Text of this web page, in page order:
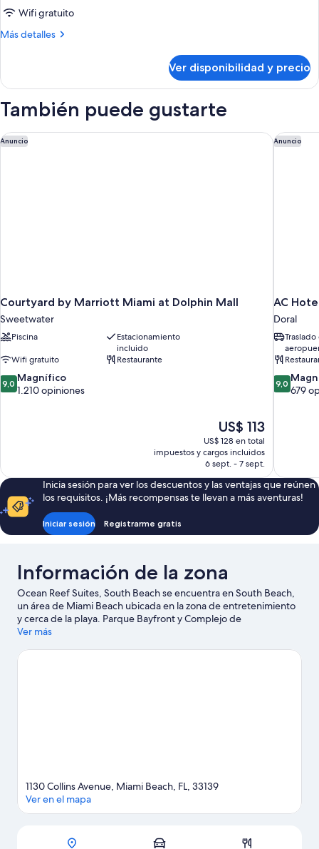
Wifi gratuito
Más detalles
Más
Ver disponibilidad y precio
También puede gustarte
Anuncio
Courtyard by Marriott Miami at Dolphin Mall
Sweetwater
Piscina
Estacionamiento
incluido
Wifi gratuito
Restaurante
9.0
de
9,0 Magnífico
1.210 opiniones
El
precio
actual
es
de
US$ 113
US$ 113
US$ 128 en total
impuestos y cargos incluidos
6 sept. - 7 sept.
Courtyard by Marriott Miami at Dolphin Mall Anuncio
AC
Doral
9.0
de
9,0
679
AC
Inicia sesión para ver los descuentos y las ventajas que reúnen
los requisitos. ¡Más recompensas te llevan a más aventuras!
Iniciar sesión Registrarme gratis
Información de la zona
Ocean Reef Suites, South Beach se encuentra en South Beach,
un área de Miami Beach ubicada en la zona de entretenimiento
y cerca de la playa. Parque Bayfront y Complejo de
convenciones y entretenimiento James L. Knight Center son
de Miami Beach y Port of Miami son algunos de los lugares que
Ver más
Mapa
1130 Collins Avenue, Miami Beach, FL, 33139
Ver en el mapa